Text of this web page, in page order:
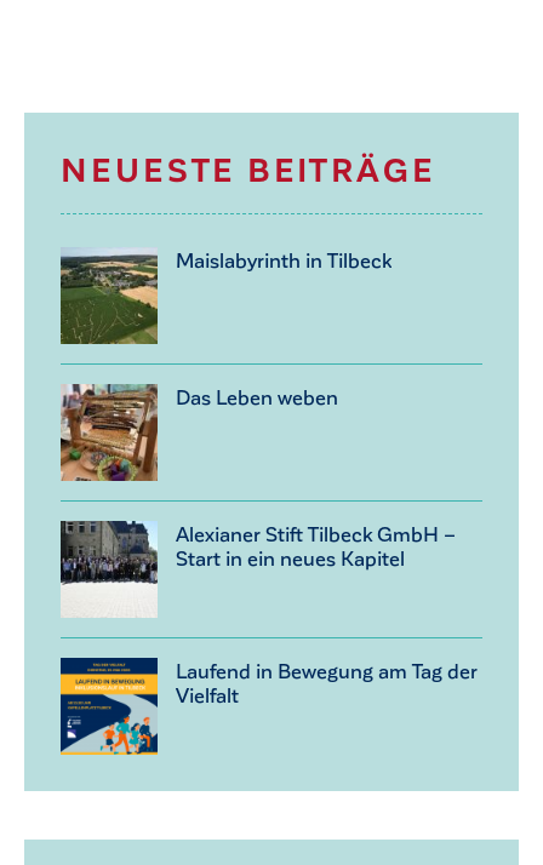
NEUESTE BEITRÄGE
Maislabyrinth in Tilbeck
Das Leben weben
Alexianer Stift Tilbeck GmbH –
Start in ein neues Kapitel
Laufend in Bewegung am Tag der
Vielfalt